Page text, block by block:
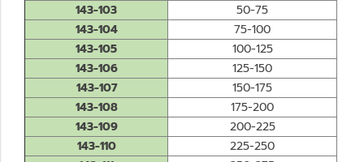
143-103
50-75
143-104
75-100
143-105
100-125
143-106
125-150
143-107
150-175
143-108
175-200
143-109
200-225
143-110
225-250